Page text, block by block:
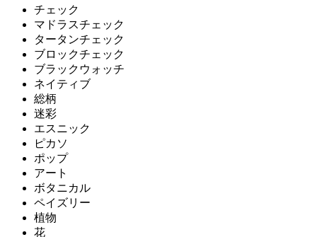
チェック
マドラスチェック
タータンチェック
ブロックチェック
ブラックウォッチ
ネイティブ
総柄
迷彩
エスニック
ピカソ
ポップ
アート
ボタニカル
ペイズリー
植物
花